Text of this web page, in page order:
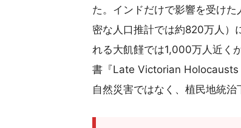
た。インドだけで影響を受け
密な人口推計では約820万人）
れる大飢饉では1,000万人近く
書『Late Victorian Holocausts
自然災害ではなく、植民地統治